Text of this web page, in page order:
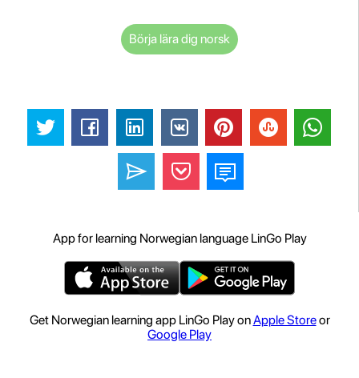
Börja lära dig norsk
App for learning Norwegian language LinGo Play
Get Norwegian learning app LinGo Play onApple Storeor
Google Play